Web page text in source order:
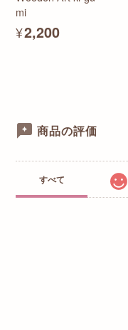
mi
¥2,200
商品の評価
すべて